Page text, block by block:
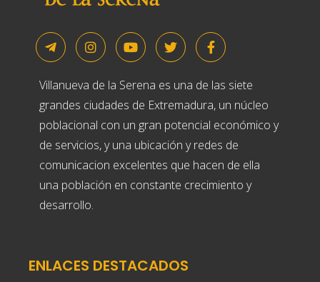
Villanueva de la Serena es una de las siete
grandes ciudades de Extremadura, un núcleo
poblacional con un gran potencial económico y
de servicios, y una ubicación y redes de
comunicacion excelentes que hacen de ella
una población en constante crecimiento y
desarrollo.
ENLACES DESTACADOS